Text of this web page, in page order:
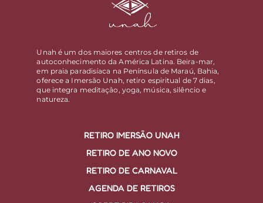
Unah é um dos maiores centros de retiros de
autoconhecimento da América Latina. Beira-mar,
em praia paradisíaca na Península de Maraú, Bahia,
oferece a Imersão Unah, retiro espiritual de 7 dias,
que integra meditação, yoga, música, silêncio e
natureza.
RETIRO IMERSÃO UNAH
RETIRO DE ANO NOVO
RETIRO DE CARNAVAL
AGENDA DE RETIROS